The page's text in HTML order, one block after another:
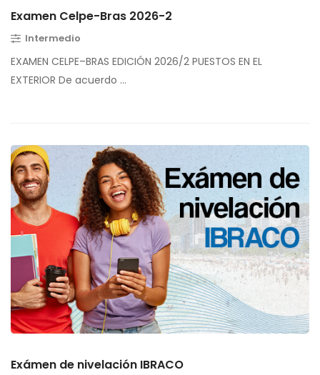
Examen Celpe-Bras 2026-2
Intermedio
EXAMEN CELPE–BRAS EDICIÓN 2026/2 PUESTOS EN EL
EXTERIOR De acuerdo …
Exámen de nivelación IBRACO